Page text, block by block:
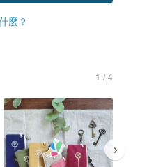
麼？
1 / 4